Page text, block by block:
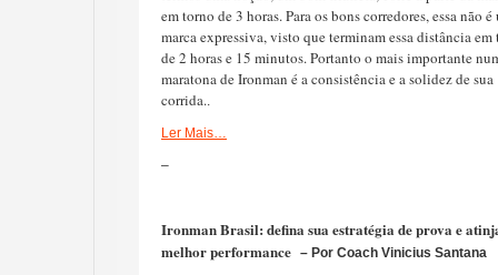
em torno de 3 horas. Para os bons corredores, essa não é
marca expressiva, visto que terminam essa distância em
de 2 horas e 15 minutos. Portanto o mais importante
maratona de Ironman é a consistência e a solidez de sua
corrida..
Ler Mais…
–
Ironman Brasil: defina sua estratégia de prova e
melhor performance – Por Coach Vinicius Santana